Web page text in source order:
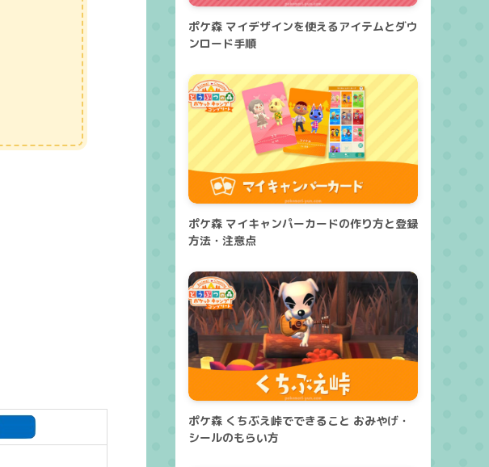
ポケ森 マイデザインを使えるアイテムとダウ
ンロード手順
ポケ森 マイキャンパーカードの作り方と登録
方法・注意点
ポケ森 くちぶえ峠でできること おみやげ・
シールのもらい方